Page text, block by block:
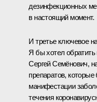
дезинфекционных
в настоящий момент.
И третье ключевое
Я бы хотел обратить
Сергей Семёнович,
препаратов,
манифестации
течения